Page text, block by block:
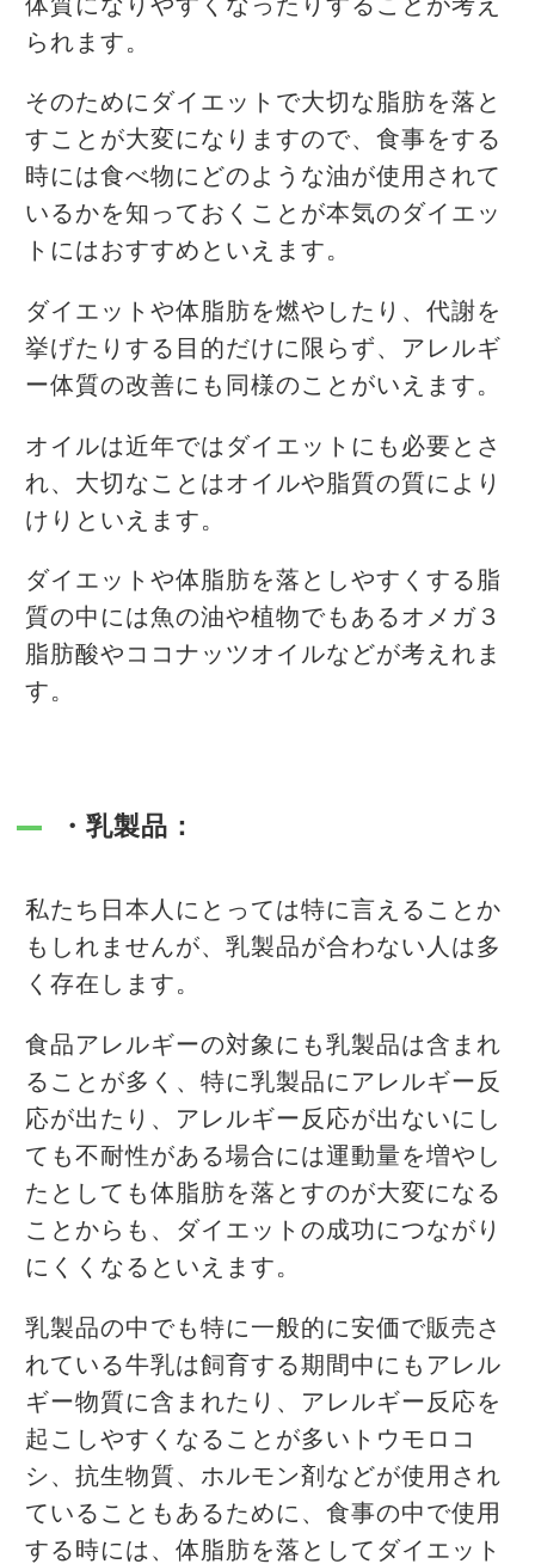
体質になりやすくなったりすることが考え
られます。
そのためにダイエットで大切な脂肪を落と
すことが大変になりますので、食事をする
時には食べ物にどのような油が使用されて
いるかを知っておくことが本気のダイエッ
トにはおすすめといえます。
ダイエットや体脂肪を燃やしたり、代謝を
挙げたりする目的だけに限らず、アレルギ
ー体質の改善にも同様のことがいえます。
オイルは近年ではダイエットにも必要とさ
れ、大切なことはオイルや脂質の質により
けりといえます。
ダイエットや体脂肪を落としやすくする脂
質の中には魚の油や植物でもあるオメガ３
脂肪酸やココナッツオイルなどが考えれま
す。
・乳製品：
私たち日本人にとっては特に言えることか
もしれませんが、乳製品が合わない人は多
く存在します。
食品アレルギーの対象にも乳製品は含まれ
ることが多く、特に乳製品にアレルギー反
応が出たり、アレルギー反応が出ないにし
ても不耐性がある場合には運動量を増やし
たとしても体脂肪を落とすのが大変になる
ことからも、ダイエットの成功につながり
にくくなるといえます。
乳製品の中でも特に一般的に安価で販売さ
れている牛乳は飼育する期間中にもアレル
ギー物質に含まれたり、アレルギー反応を
起こしやすくなることが多いトウモロコ
シ、抗生物質、ホルモン剤などが使用され
ていることもあるために、食事の中で使用
する時には、体脂肪を落としてダイエット